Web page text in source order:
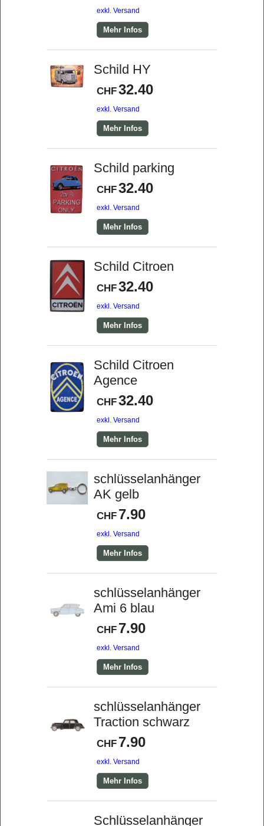
exkl. Versand
Mehr Infos
Schild HY
CHF32.40
exkl. Versand
Mehr Infos
Schild parking
CHF32.40
exkl. Versand
Mehr Infos
Schild Citroen
CHF32.40
exkl. Versand
Mehr Infos
Schild Citroen
Agence
CHF32.40
exkl. Versand
Mehr Infos
schlüsselanhänger
AK gelb
CHF 7.90
exkl. Versand
Mehr Infos
schlüsselanhänger
Ami 6 blau
CHF 7.90
exkl. Versand
Mehr Infos
schlüsselanhänger
Traction schwarz
CHF 7.90
exkl. Versand
Mehr Infos
Schlüsselanhänger